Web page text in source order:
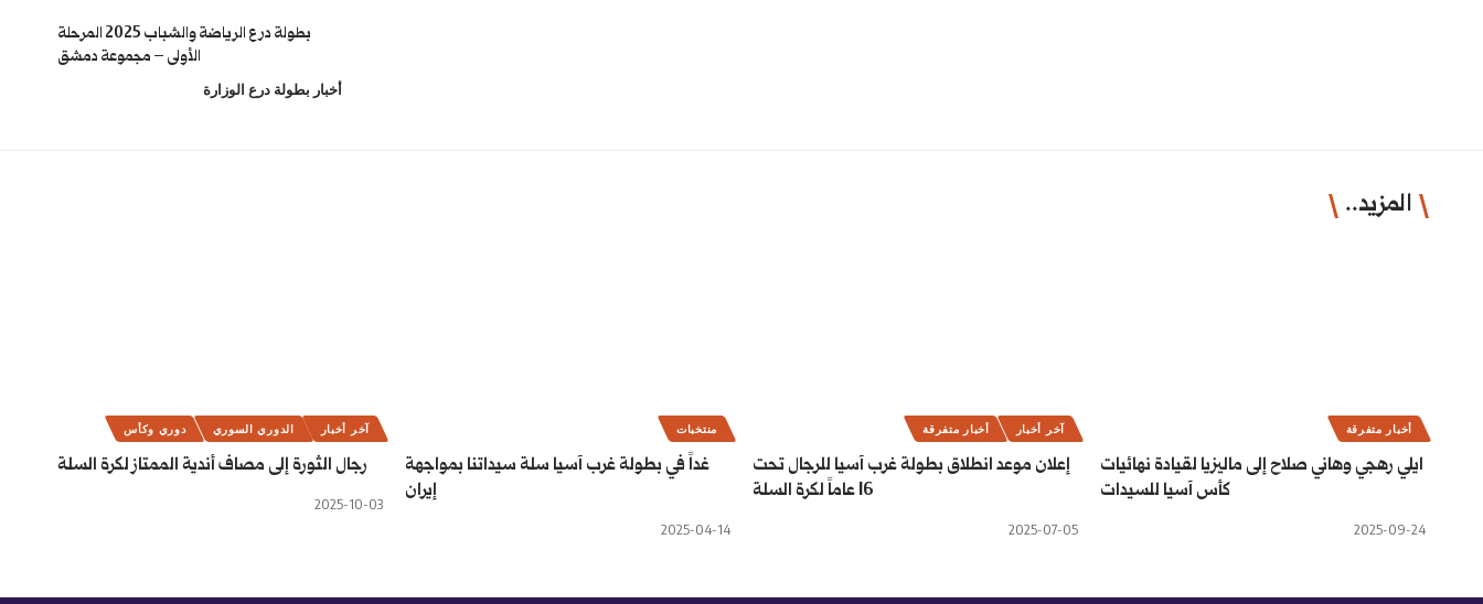
بطولة درع الرياضة والشباب 2025 المرحلة
الأولى – مجموعة دمشق
أخبار بطولة درع الوزارة
المزيد..
أخبار متفرقة
ايلي رهجي وهاني صلاح إلى ماليزيا لقيادة نهائيات
كأس آسيا للسيدات
2025-09-24
آخر أخبار أخبار متفرقة
إعلان موعد انطلاق بطولة غرب آسيا للرجال تحت
16 عاماً لكرة السلة
2025-07-05
منتخبات
غداً في بطولة غرب آسيا سلة سيداتنا بمواجهة
إيران
2025-04-14
آخر أخبار الدوري السوري دوري وكأس
رجال الثورة إلى مصاف أندية الممتاز لكرة السلة
2025-10-03